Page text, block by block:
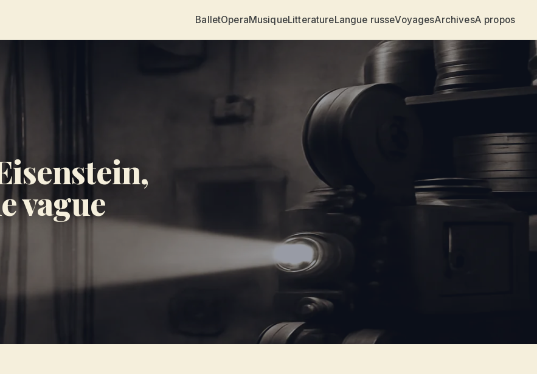
BalletOperaMusiqueLitteratureLangue russeVoyagesArchivesA propos
vague